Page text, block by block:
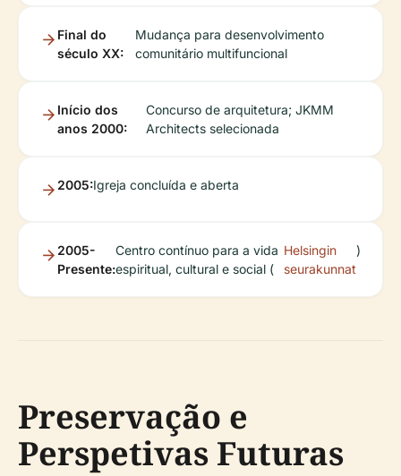
Final do
século XX:
Mudança para desenvolvimento
comunitário multifuncional
Início dos
anos 2000:
Concurso de arquitetura; JKMM
Architects selecionada
2005:Igreja concluída e aberta
2005-
Presente:
Centro contínuo para a vida
espiritual, cultural e social (
Helsingin
seurakunnat
)
Preservação e
Perspetivas Futuras